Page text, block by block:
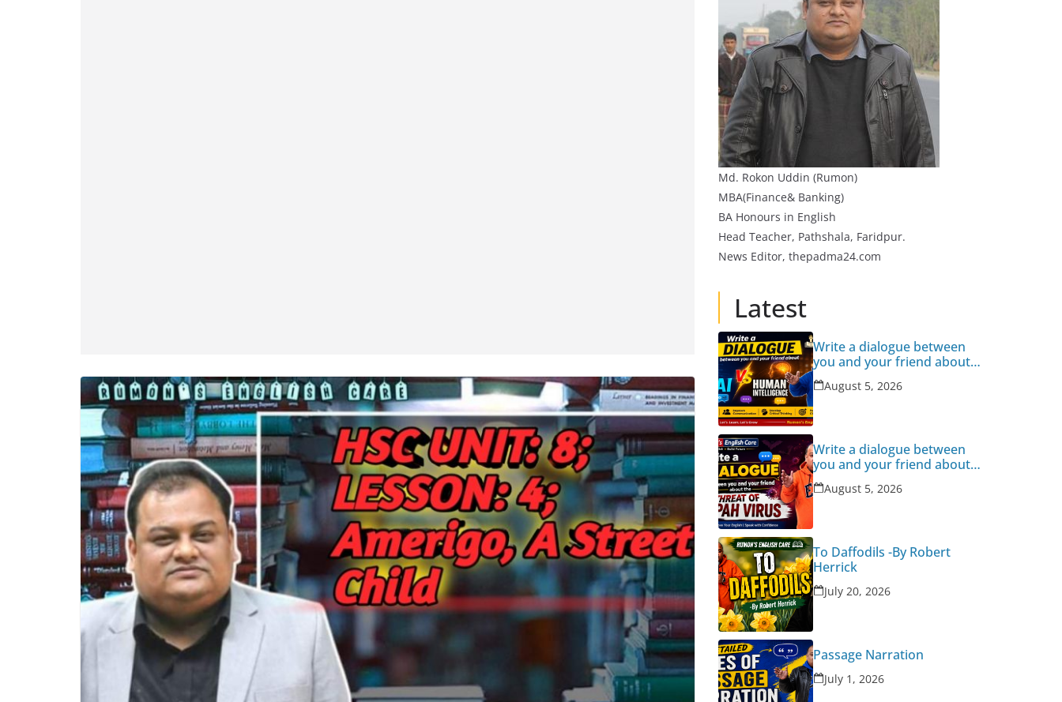
Md. Rokon Uddin (Rumon)
MBA(Finance& Banking)
BA Honours in English
Head Teacher, Pathshala, Faridpur.
News Editor, thepadma24.com
Latest
Write a dialogue between
you and your friend about
Human Intelligence Vs AI
August 5, 2026
Write a dialogue between
you and your friend about
the threat of Nipah Virus
August 5, 2026
To Daffodils -By Robert
Herrick
July 20, 2026
Passage Narration
July 1, 2026